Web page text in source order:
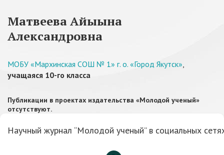
Матвеева Айыына
Александровна
МОБУ «Мархинская СОШ № 1» г. о. «Город Якутск»,
учащаяся 10-го класса
Публикации в проектах издательства «Молодой ученый»
отсутствуют.
Научный журнал “Молодой ученый” в социальных